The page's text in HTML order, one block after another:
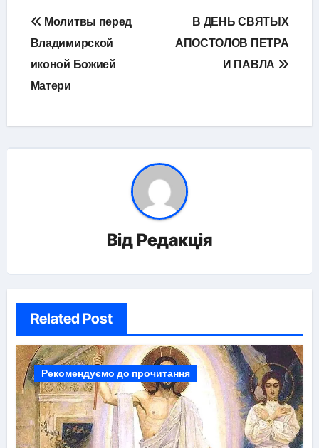
Навігація
записів
Молитвы перед
Владимирской
иконой Божией
Матери
В ДЕНЬ СВЯТЫХ
АПОСТОЛОВ ПЕТРА
И ПАВЛА
Від Редакція
Related Post
Рекомендуємо до прочитання